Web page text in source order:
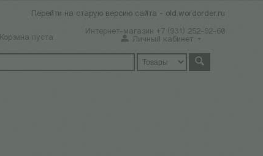
Перейти на старую версию сайта - old.wordorder.ru
Интернет-магазин +7 (931) 252-92-60
Корзина пуста Личный кабинет